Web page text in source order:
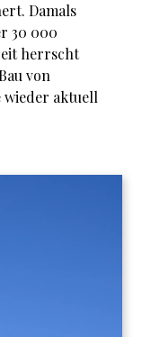
Damals
30 000
herrscht
von
wieder aktuell